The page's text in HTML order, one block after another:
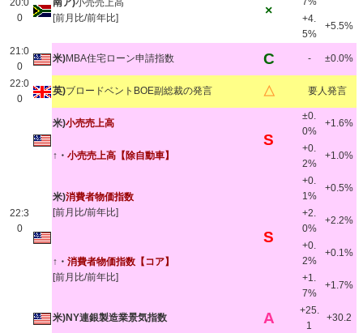
20:0
0
南ア)小売売上高
[前月比/前年比]
×
+4.
5%
+5.5%
21:0
0
米)MBA住宅ローン申請指数 C - ±0.0%
22:0
0
英)ブロードベントBOE副総裁の発言 △ 要人発言
22:3
0
米)小売売上高
S
±0.
0%
+1.6%
↑・ 小売売上高【除自動車】
+0.
2%
+1.0%
米)消費者物価指数
[前月比/前年比]
S
+0.
1%
+0.5%
+2.
0%
+2.2%
↑・ 消費者物価指数【コア】
[前月比/前年比]
+0.
2%
+0.1%
+1.
7%
+1.7%
米)NY連銀製造業景気指数 A
+25.
1
+30.2